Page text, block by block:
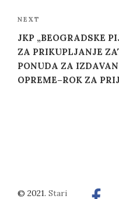
Next
Post
NEXT
JKP „BEOGRADSKE
ZA PRIKUPLJANJE
PONUDA ZA
OPREME–ROK ZA
© 2021. Stari